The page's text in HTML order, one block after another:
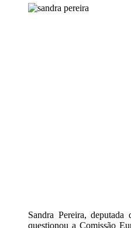
Sandra Pereira,
questionou a Comissão